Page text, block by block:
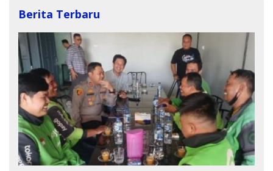
Berita Terbaru